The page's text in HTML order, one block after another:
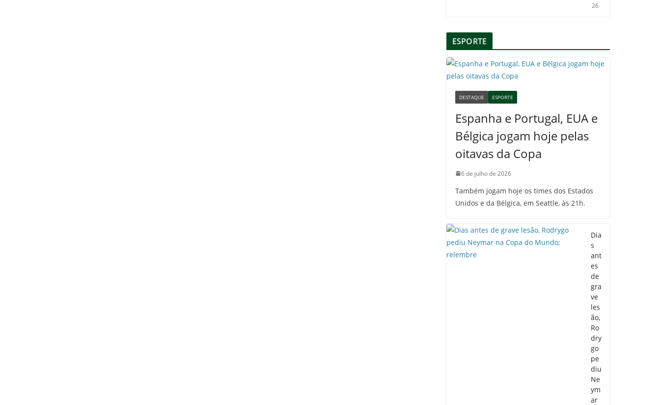
26
ESPORTE
DESTAQUE ESPORTE
Espanha e Portugal, EUA e
Bélgica jogam hoje pelas
oitavas da Copa
6 de julho de 2026
Também jogam hoje os times dos Estados
Unidos e da Bélgica, em Seattle, às 21h.
Dia
s
ant
es
de
gra
ve
les
ão,
Ro
dry
go
pe
diu
Ne
ym
ar